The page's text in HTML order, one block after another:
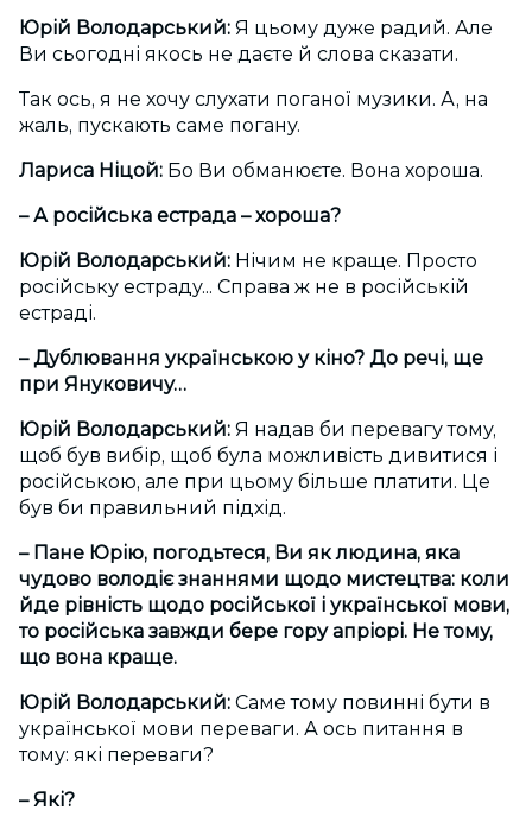
Юрій Володарський: Я цьому дуже радий. Але
Ви сьогодні якось не даєте й слова сказати.
Так ось, я не хочу слухати поганої музики. А, на
жаль, пускають саме погану.
Лариса Ніцой: Бо Ви обманюєте. Вона хороша.
– А російська естрада – хороша?
Юрій Володарський: Нічим не краще. Просто
російську естраду... Справа ж не в російській
естраді.
– Дублювання українською у кіно? До речі, ще
при Януковичу…
Юрій Володарський: Я надав би перевагу тому,
щоб був вибір, щоб була можливість дивитися і
російською, але при цьому більше платити. Це
був би правильний підхід.
– Пане Юрію, погодьтеся, Ви як людина, яка
чудово володіє знаннями щодо мистецтва: коли
йде рівність щодо російської і української мови,
то російська завжди бере гору апріорі. Не тому,
що вона краще.
Юрій Володарський: Саме тому повинні бути в
української мови переваги. А ось питання в
тому: які переваги?
– Які?